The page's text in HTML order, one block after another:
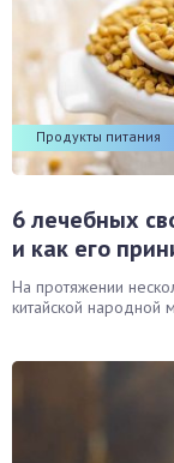
Продукты питания
6 лечебных
и как его
На протяжении
китайской народной